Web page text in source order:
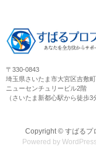
〒330-0843
埼玉県さいたま市大宮区吉敷
ニューセンチュリービル2階
（さいたま新都心駅から徒歩3
Copyright © すばるプ
Powered by WordPress